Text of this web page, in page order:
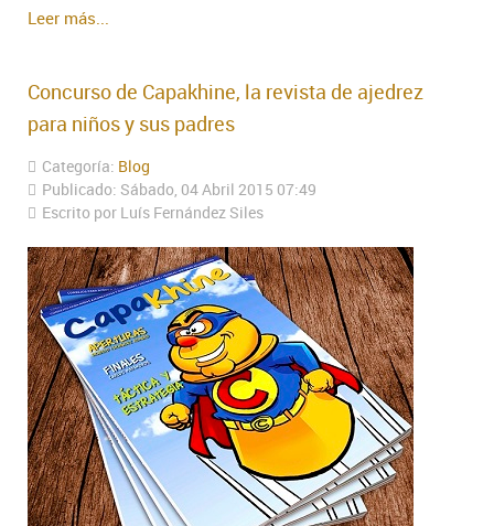
Leer más...
Concurso de Capakhine, la revista de ajedrez
para niños y sus padres
Categoría: Blog
Publicado: Sábado, 04 Abril 2015 07:49
Escrito por Luís Fernández Siles